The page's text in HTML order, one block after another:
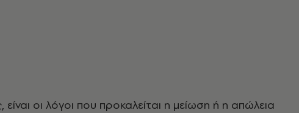
είναι οι λόγοι που προκαλείται η μείωση ή η απώλεια